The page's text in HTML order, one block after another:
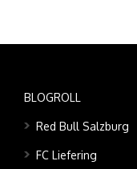
BLOGROLL
Red Bull Salzburg
FC Liefering